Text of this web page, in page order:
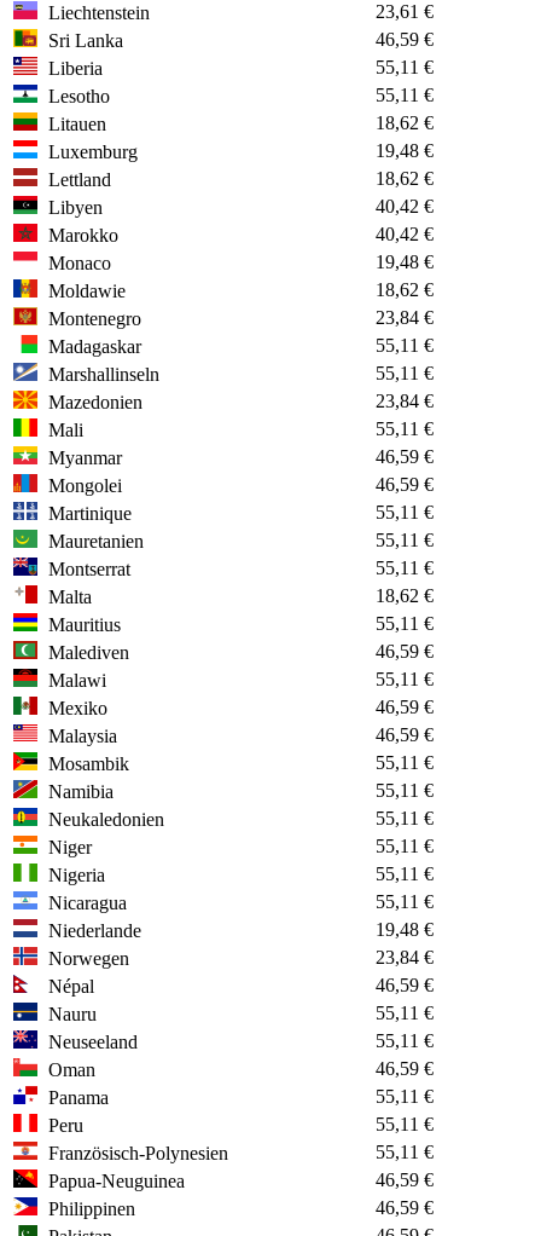
Liechtenstein
23,61 €
Sri Lanka
46,59 €
Liberia
55,11 €
Lesotho
55,11 €
Litauen
18,62 €
Luxemburg
19,48 €
Lettland
18,62 €
Libyen
40,42 €
Marokko
40,42 €
Monaco
19,48 €
Moldawie
18,62 €
Montenegro
23,84 €
Madagaskar
55,11 €
Marshallinseln
55,11 €
Mazedonien
23,84 €
Mali
55,11 €
Myanmar
46,59 €
Mongolei
46,59 €
Martinique
55,11 €
Mauretanien
55,11 €
Montserrat
55,11 €
Malta
18,62 €
Mauritius
55,11 €
Malediven
46,59 €
Malawi
55,11 €
Mexiko
46,59 €
Malaysia
46,59 €
Mosambik
55,11 €
Namibia
55,11 €
Neukaledonien
55,11 €
Niger
55,11 €
Nigeria
55,11 €
Nicaragua
55,11 €
Niederlande
19,48 €
Norwegen
23,84 €
Népal
46,59 €
Nauru
55,11 €
Neuseeland
55,11 €
Oman
46,59 €
Panama
55,11 €
Peru
55,11 €
Französisch-Polynesien
55,11 €
Papua-Neuguinea
46,59 €
Philippinen
46,59 €